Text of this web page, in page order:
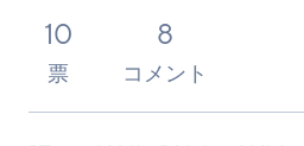
10
票
8
コメント